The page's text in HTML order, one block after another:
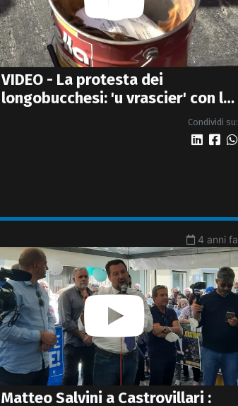
VIDEO - La protesta dei
longobucchesi: 'u vrascier' con le
bollette della luce e del gasCondividi su:
4 anni fa
Matteo Salvini a Castrovillari :